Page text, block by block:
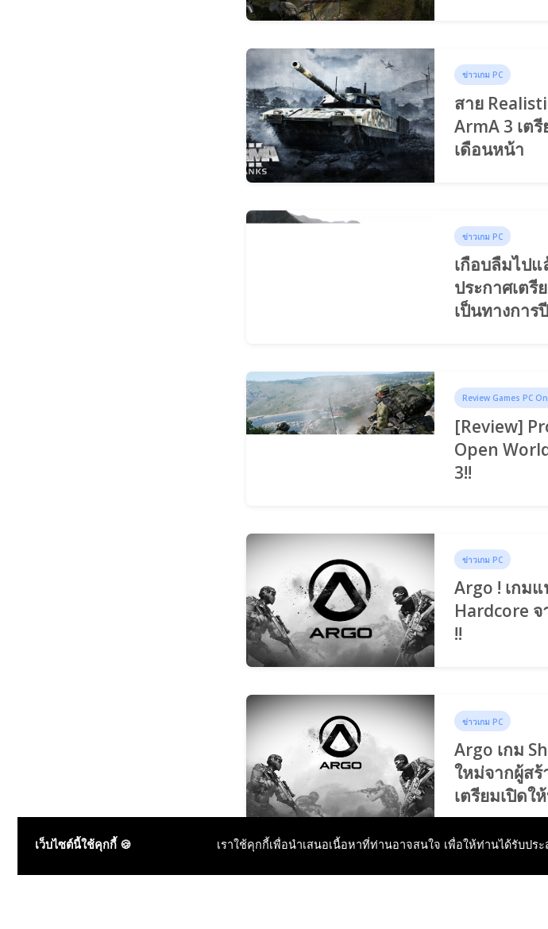
ข่าวเกม PC
สาย
ArmA 3 เต
เดือนหน้า
ข่าวเกม PC
เกือบลืมไป
ประกาศเตรี
เป็นทางการ
Review Games PC
[Review]
Open
3!!
ข่าวเกม PC
Argo ! เกมแ
Hardcore จ
!!
ข่าวเกม PC
Argo เกม
ใหม่จากผู้สร้
เตรียมเปิดใ
เว็บไซต์นี้ใช้คุกกี้ 🍪 เราใช้คุกกี้เพื่อนำเสนอเนื้อหาที่ท่านอาจสนใจ เพื่อให้ท่านได้รับป